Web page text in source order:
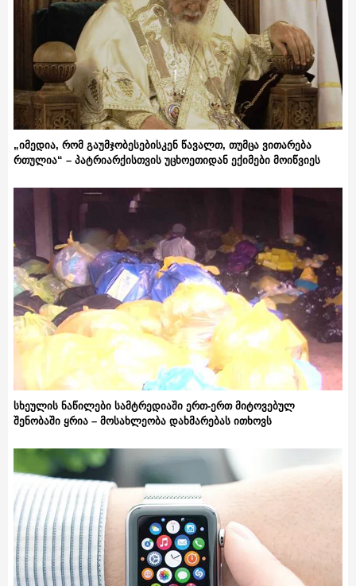
„იმედია, რომ გაუმჯობესებისკენ წავალთ, თუმცა ვითარება
რთულია“ – პატრიარქისთვის უცხოეთიდან ექიმები მოიწვიეს
სხეულის ნაწილები სამტრედიაში ერთ-ერთ მიტოვებულ
შენობაში ყრია – მოსახლეობა დახმარებას ითხოვს